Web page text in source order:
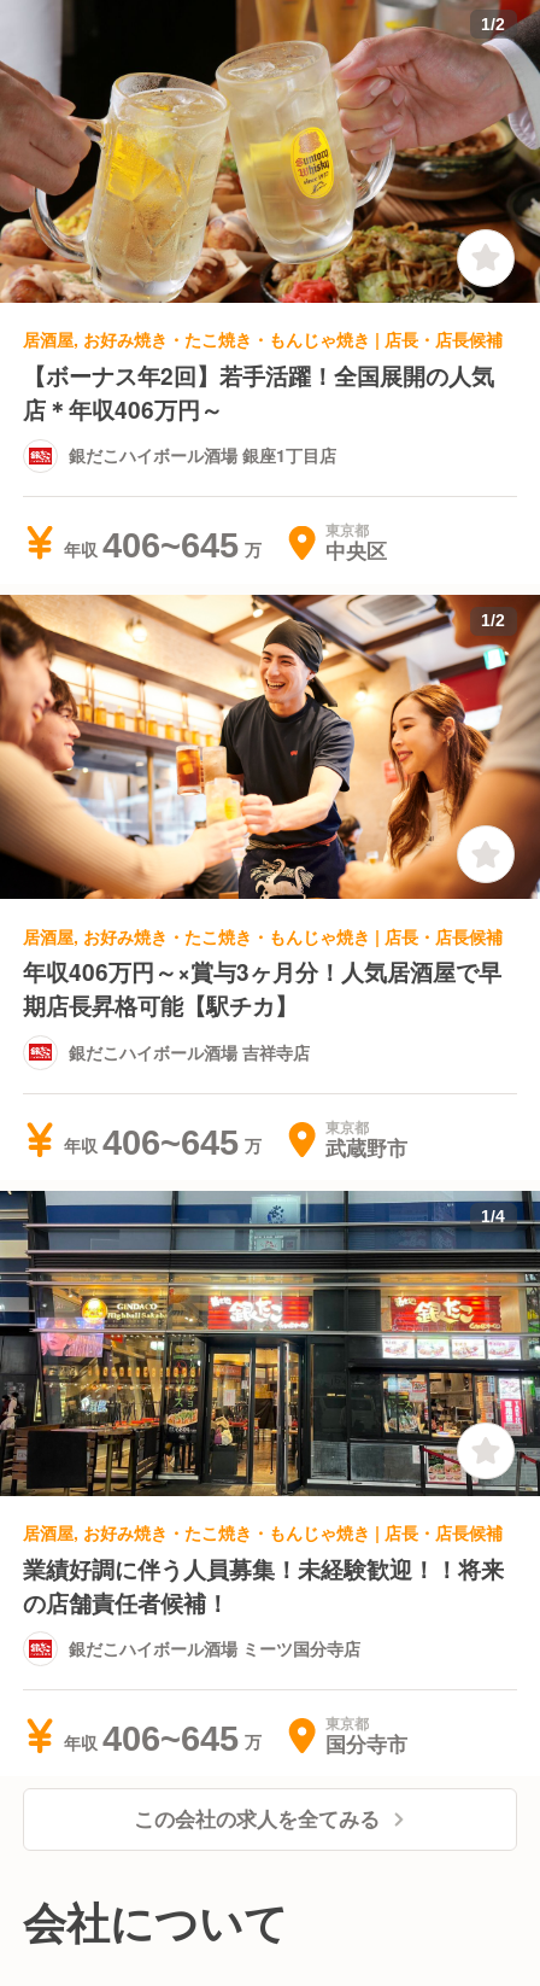
1/2
居酒屋, お好み焼き・たこ焼き・もんじゃ焼き | 店長・店長候補
【ボーナス年2回】若手活躍！全国展開の人気
店＊年収406万円～
銀だこハイボール酒場 銀座1丁目店
年収 406~645 東京都
中央区
1/2
居酒屋, お好み焼き・たこ焼き・もんじゃ焼き | 店長・店長候補
年収406万円～×賞与3ヶ月分！人気居酒屋で早
期店長昇格可能【駅チカ】
銀だこハイボール酒場 吉祥寺店
年収 406~645 東京都
武蔵野市
1/4
居酒屋, お好み焼き・たこ焼き・もんじゃ焼き | 店長・店長候補
業績好調に伴う人員募集！未経験歓迎！！将来
の店舗責任者候補！
銀だこハイボール酒場 ミーツ国分寺店
年収 406~645 東京都
国分寺市
この会社の求人を全てみる
会社について